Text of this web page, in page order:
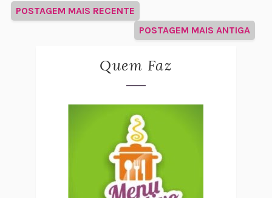
POSTAGEM MAIS RECENTE
POSTAGEM MAIS ANTIGA
Quem Faz